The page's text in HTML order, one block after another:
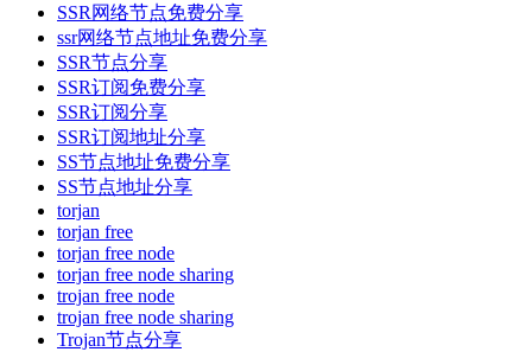
SSR网络节点免费分享
ssr网络节点地址免费分享
SSR节点分享
SSR订阅免费分享
SSR订阅分享
SSR订阅地址分享
SS节点地址免费分享
SS节点地址分享
torjan
torjan free
torjan free node
torjan free node sharing
trojan free node
trojan free node sharing
Trojan节点分享